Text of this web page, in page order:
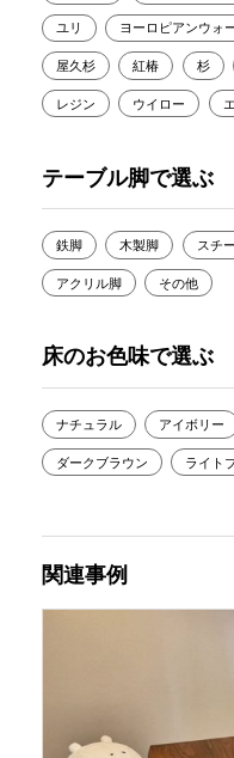
ユリ ヨーロピアンウォ
屋久杉 紅椿 杉
レジン ウイロー
テーブル脚で選ぶ
鉄脚 木製脚 スチ
アクリル脚 その他
床のお色味で選ぶ
ナチュラル アイボリー
ダークブラウン ライト
関連事例